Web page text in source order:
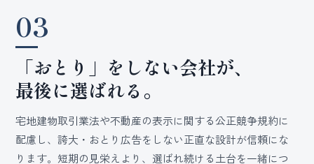
03
「おとり」をしない会社が、
最後に選ばれる。
宅地建物取引業法や不動産の表示に関する公正競争規約に
配慮し、誇大・おとり広告をしない正直な設計が信頼にな
ります。短期の見栄えより、選ばれ続ける土台を一緒につ